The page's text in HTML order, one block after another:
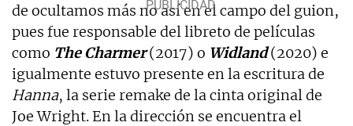
de ocultamos más no así en el campo del guion,
pues fue responsable del libreto de películas
como The Charmer (2017) o Widland(2020) e
igualmente estuvo presente en la escritura de
Hanna, la serie remake de la cinta original de
Joe Wright. En la dirección se encuentra el